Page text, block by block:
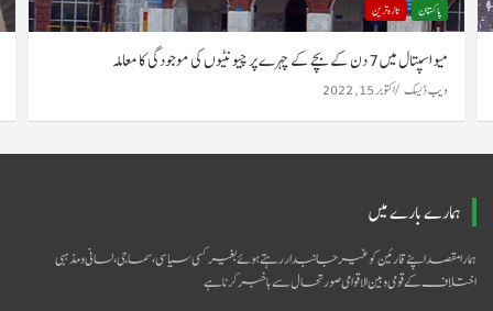
پاکستان تازہ ترین
میو اسپتال میں 7 دن کے بچے کے چہرے پر چیونٹیوں کی موجودگی کا معاملہ
اکتوبر 15, 2022 ویب ڈیسک
ہمارے بارے میں
ہمارا مقصد اپنے قارئین کو غیر جانبدار رہتے ہوئے بغیر کسی سیاسی ،سماجی ،لسانی و مذہبی
اختلاف کے قومی و بین الاقوامی صورتحال سےباخبر کرنا ہے